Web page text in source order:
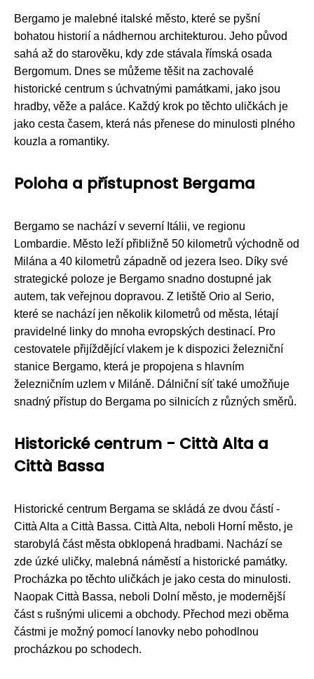
Bergamo je malebné italské město, které se pyšní
bohatou historií a nádhernou architekturou. Jeho původ
sahá až do starověku, kdy zde stávala římská osada
Bergomum. Dnes se můžeme těšit na zachovalé
historické centrum s úchvatnými památkami, jako jsou
hradby, věže a paláce. Každý krok po těchto uličkách je
jako cesta časem, která nás přenese do minulosti plného
kouzla a romantiky.
Poloha a přístupnost Bergama
Bergamo se nachází v severní Itálii, ve regionu
Lombardie. Město leží přibližně 50 kilometrů východně od
Milána a 40 kilometrů západně od jezera Iseo. Díky své
strategické poloze je Bergamo snadno dostupné jak
autem, tak veřejnou dopravou. Z letiště Orio al Serio,
které se nachází jen několik kilometrů od města, létají
pravidelné linky do mnoha evropských destinací. Pro
cestovatele přijíždějící vlakem je k dispozici železniční
stanice Bergamo, která je propojena s hlavním
železničním uzlem v Miláně. Dálniční síť také umožňuje
snadný přístup do Bergama po silnicích z různých směrů.
Historické centrum - Città Alta a
Città Bassa
Historické centrum Bergama se skládá ze dvou částí -
Città Alta a Città Bassa. Città Alta, neboli Horní město, je
starobylá část města obklopená hradbami. Nachází se
zde úzké uličky, malebná náměstí a historické památky.
Procházka po těchto uličkách je jako cesta do minulosti.
Naopak Città Bassa, neboli Dolní město, je modernější
část s rušnými ulicemi a obchody. Přechod mezi oběma
částmi je možný pomocí lanovky nebo pohodlnou
procházkou po schodech.